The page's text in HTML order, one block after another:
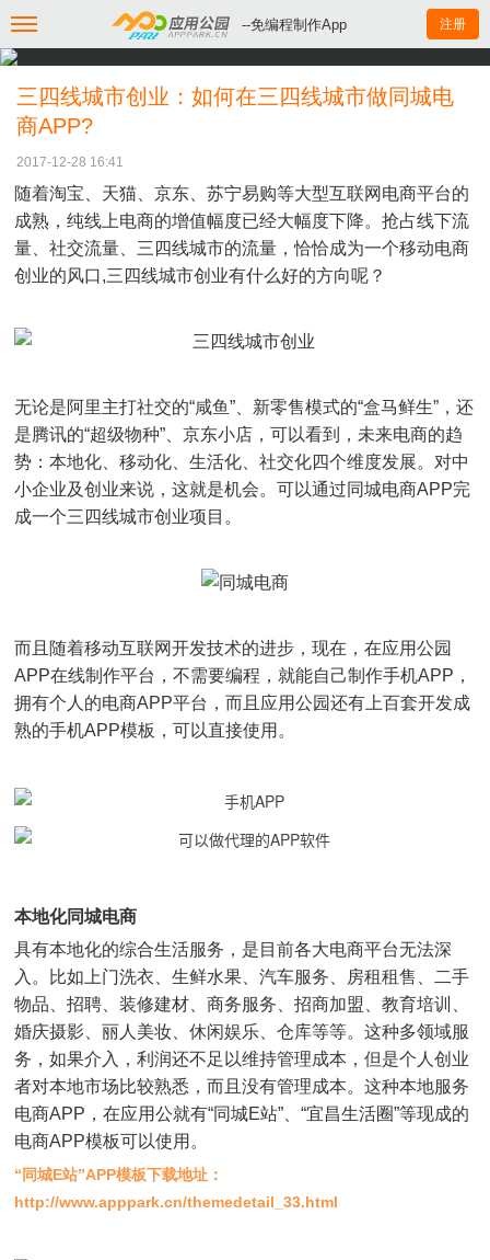
--免编程制作App 注册
三四线城市创业：如何在三四线城市做同城电
商APP?
2017-12-28 16:41
随着淘宝、天猫、京东、苏宁易购等大型互联网电商平台的
成熟，纯线上电商的增值幅度已经大幅度下降。抢占线下流
量、社交流量、三四线城市的流量，恰恰成为一个移动电商
创业的风口,三四线城市创业有什么好的方向呢？
无论是阿里主打社交的“咸鱼”、新零售模式的“盒马鲜生”，还
是腾讯的“超级物种”、京东小店，可以看到，未来电商的趋
势：本地化、移动化、生活化、社交化四个维度发展。对中
小企业及创业来说，这就是机会。可以通过同城电商APP完
成一个三四线城市创业项目。
而且随着移动互联网开发技术的进步，现在，在应用公园
APP在线制作平台，不需要编程，就能自己制作手机APP，
拥有个人的电商APP平台，而且应用公园还有上百套开发成
熟的手机APP模板，可以直接使用。
本地化同城电商
具有本地化的综合生活服务，是目前各大电商平台无法深
入。比如上门洗衣、生鲜水果、汽车服务、房租租售、二手
物品、招聘、装修建材、商务服务、招商加盟、教育培训、
婚庆摄影、丽人美妆、休闲娱乐、仓库等等。这种多领域服
务，如果介入，利润还不足以维持管理成本，但是个人创业
者对本地市场比较熟悉，而且没有管理成本。这种本地服务
电商APP，在应用公就有“同城E站”、“宜昌生活圈”等现成的
电商APP模板可以使用。
“同城E站”APP模板下载地址：
http://www.apppark.cn/themedetail_33.html